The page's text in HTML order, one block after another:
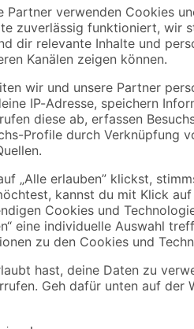
toom
Kettensägefeile Ø 5,5
x 200 mm
6, €